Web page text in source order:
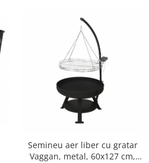
Semineu aer liber cu gratar
Vaggan, metal, 60x127 cm,